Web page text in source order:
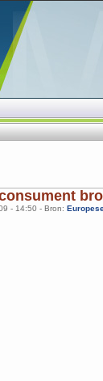
- 14:50 - Bron: